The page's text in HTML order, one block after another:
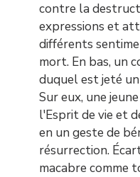
contre la
expressions et
différents
mort. En bas, un
duquel est jeté
Sur eux, une
l'Esprit de vie et
en un geste de
résurrection.
macabre comme